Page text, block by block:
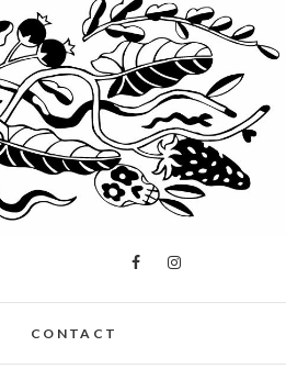
CONTACT